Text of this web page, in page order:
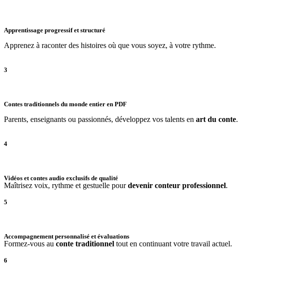
Apprentissage progressif et structuré
Apprenez à raconter des histoires où que vous soyez, à votre rythme.
3
Contes traditionnels du monde entier en PDF
Parents, enseignants ou passionnés, développez vos talents en art du conte.
4
Vidéos et contes audio exclusifs de qualité
Maîtrisez voix, rythme et gestuelle pourdevenir conteur professionnel.
5
Accompagnement personnalisé et évaluations
Formez-vous au conte traditionnel tout en continuant votre travail actuel.
6